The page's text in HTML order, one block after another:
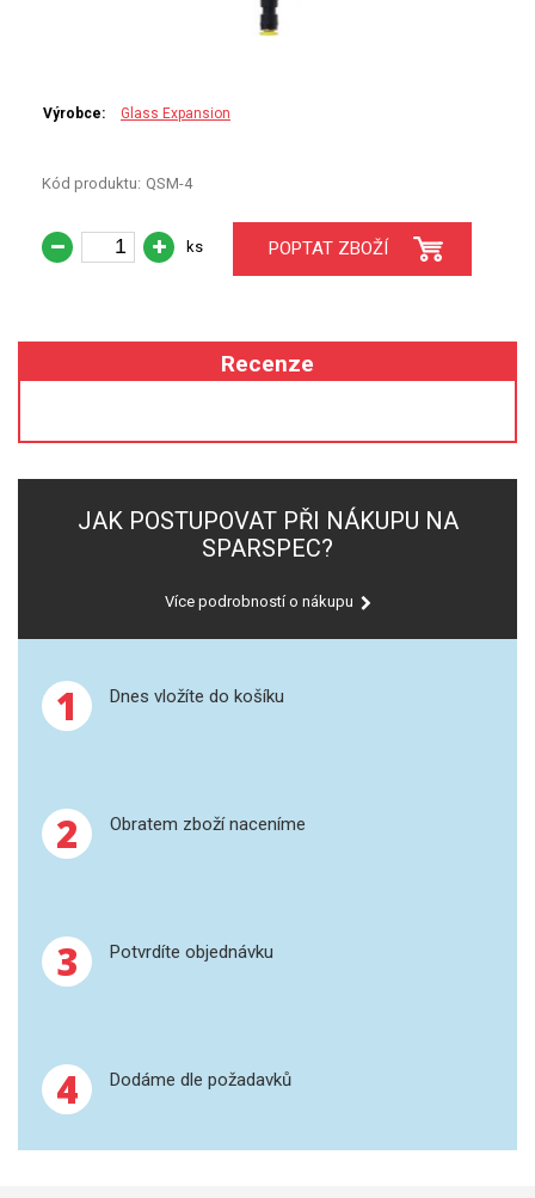
TELEDYNE LEEMAN
HORIBA (JOBIN YVONE)
APLIKACE CETAC
FÓLIE XRF
VZORKOVNICE XRF
LISOVÁNÍ
DETEKTORY HPLC
SPEKTROFOTOMETRY
Výrobce: Glass Expansion
Kód produktu: QSM-4
ks POPTAT ZBOŽÍ
Recenze
JAK POSTUPOVAT PŘI NÁKUPU NA
SPARSPEC?
Více podrobností o nákupu
1 Dnes vložíte do košíku
2 Obratem zboží naceníme
3 Potvrdíte objednávku
4 Dodáme dle požadavků